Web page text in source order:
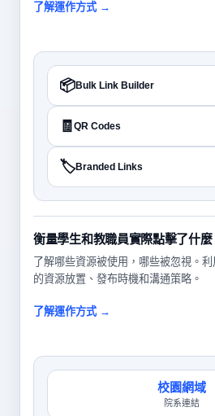
了解運作方式 →
📦Bulk Link Builder
🧾 QR Codes
🏷️Branded Links
衡量學生和教職員實際點擊了什麼
了解哪些資源被使用，哪些被忽視。
的資源放置、發布時機和溝通策略。
了解運作方式 →
校園網域
院系連結